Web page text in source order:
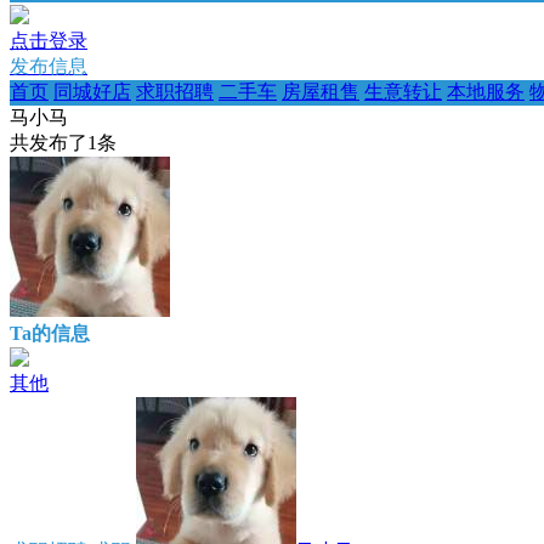
点击登录
发布信息
首页 同城好店 求职招聘 二手车 房屋租售 生意转让 本地服务
马小马
共发布了1条
Ta的信息
其他